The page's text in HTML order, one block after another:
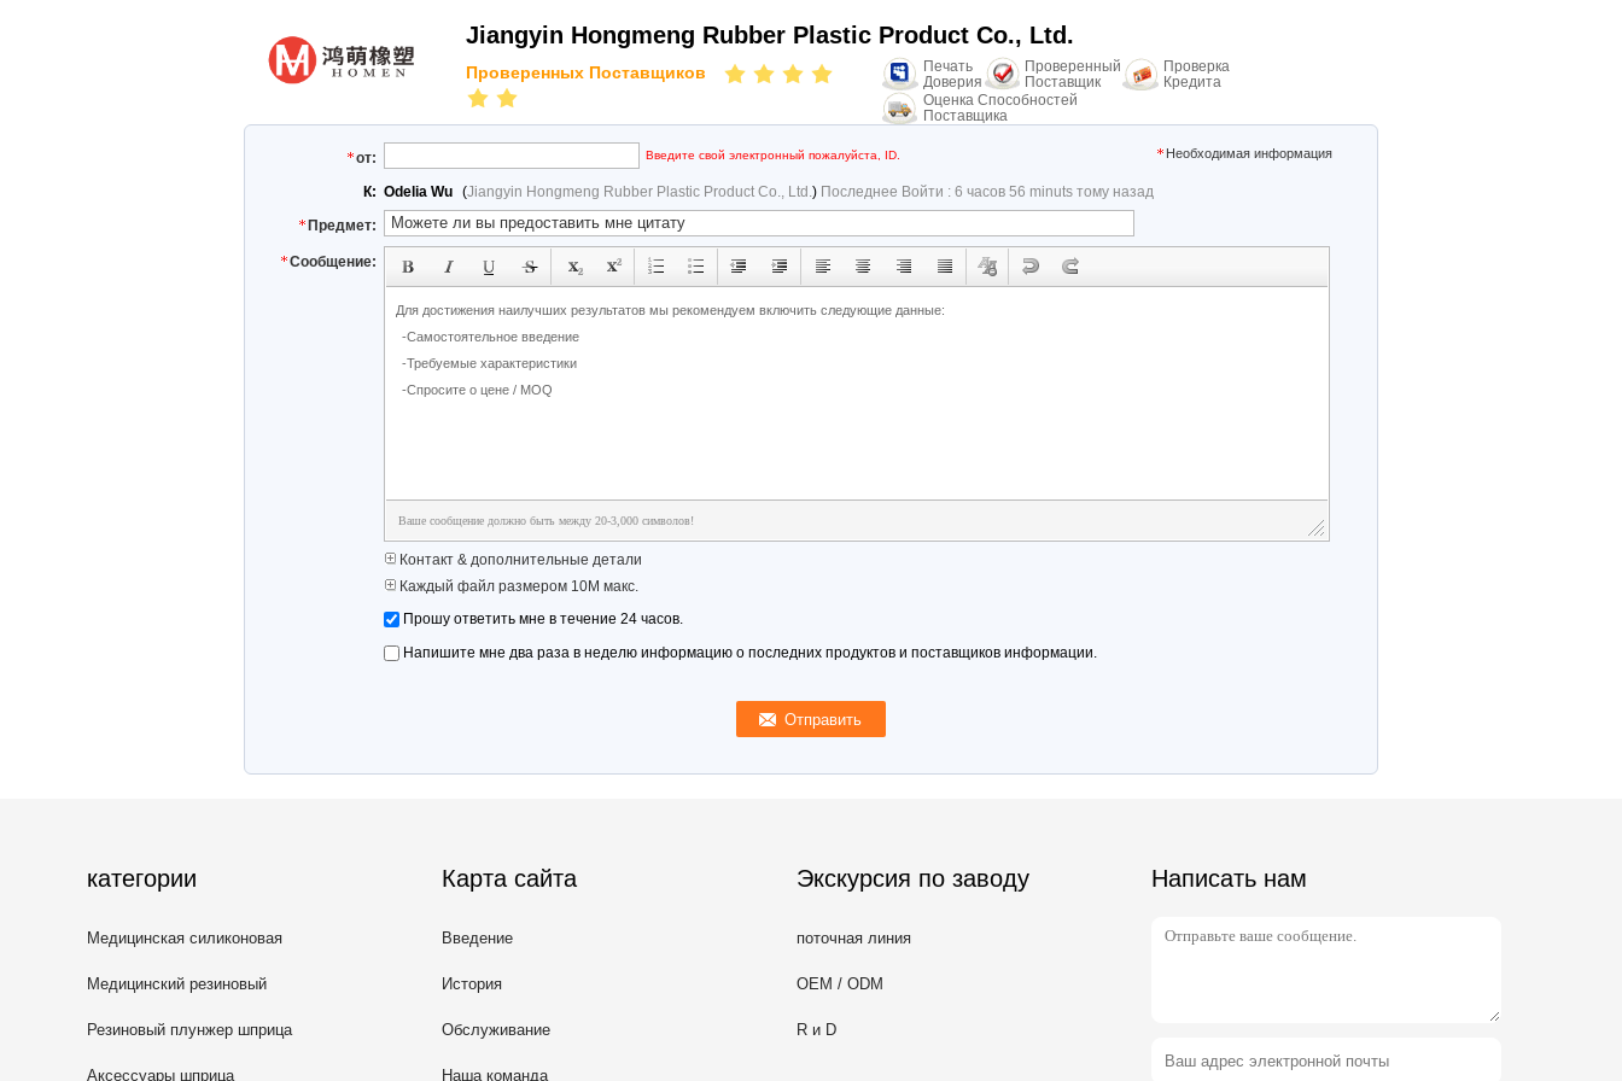
Jiangyin Hongmeng Rubber Plastic Product Co., Ltd.
Проверенных Поставщиков
Печать
Доверия
Проверенный
Поставщик
Проверка
Кредита
Оценка Способностей
Поставщика
от: Введите свой электронный пожалуйста, ID. Необходимая информация
К: Odelia Wu (Jiangyin Hongmeng Rubber Plastic Product Co., Ltd.) Последнее Войти : 6 часов 56 minuts тому назад
Предмет:
Сообщение:
Ваше сообщение должно быть между 20-3,000 символов!
Контакт & дополнительные детали
Каждый файл размером 10M макс.
Прошу ответить мне в течение 24 часов.
Напишите мне два раза в неделю информацию о последних продуктов и поставщиков информации.
категории
Медицинская силиконовая
резина
Медицинский резиновый
затвор
Резиновый плунжер шприца
Аксессуары шприца
Карта сайта
Введение
История
Обслуживание
Наша команда
Экскурсия по заводу
поточная линия
OEM / ODM
R и D
Написать нам